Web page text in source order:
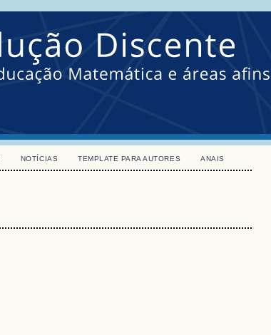
NOTÍCIAS TEMPLATE PARA AUTORES ANAIS